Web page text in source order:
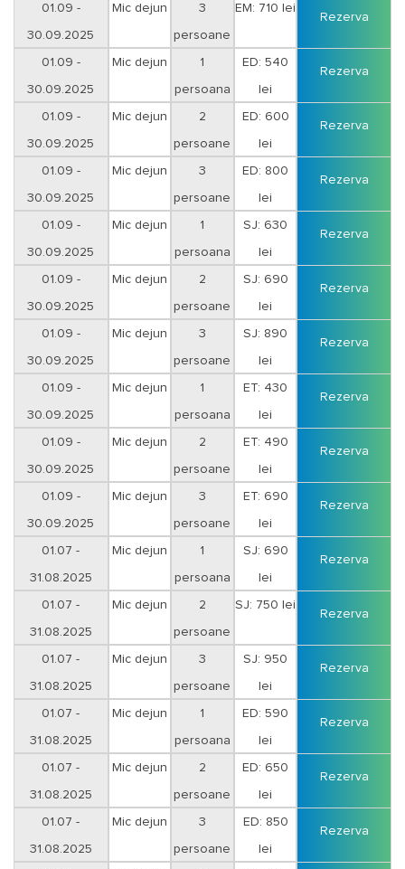
01.09 -
30.09.2025
Mic dejun 3
persoane
EM: 710 lei
Rezerva
01.09 -
30.09.2025
Mic dejun 1
persoana
ED: 540
lei
Rezerva
01.09 -
30.09.2025
Mic dejun 2
persoane
ED: 600
lei
Rezerva
01.09 -
30.09.2025
Mic dejun 3
persoane
ED: 800
lei
Rezerva
01.09 -
30.09.2025
Mic dejun 1
persoana
SJ: 630
lei
Rezerva
01.09 -
30.09.2025
Mic dejun 2
persoane
SJ: 690
lei
Rezerva
01.09 -
30.09.2025
Mic dejun 3
persoane
SJ: 890
lei
Rezerva
01.09 -
30.09.2025
Mic dejun 1
persoana
ET: 430
lei
Rezerva
01.09 -
30.09.2025
Mic dejun 2
persoane
ET: 490
lei
Rezerva
01.09 -
30.09.2025
Mic dejun 3
persoane
ET: 690
lei
Rezerva
01.07 -
31.08.2025
Mic dejun 1
persoana
SJ: 690
lei
Rezerva
01.07 -
31.08.2025
Mic dejun 2
persoane
SJ: 750 lei
Rezerva
01.07 -
31.08.2025
Mic dejun 3
persoane
SJ: 950
lei
Rezerva
01.07 -
31.08.2025
Mic dejun 1
persoana
ED: 590
lei
Rezerva
01.07 -
31.08.2025
Mic dejun 2
persoane
ED: 650
lei
Rezerva
01.07 -
31.08.2025
Mic dejun 3
persoane
ED: 850
lei
Rezerva